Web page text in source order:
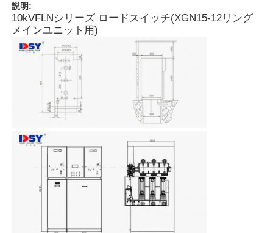
説明:
10kVFLNシリーズ ロードスイッチ(XGN15-12リング
メインユニット用)